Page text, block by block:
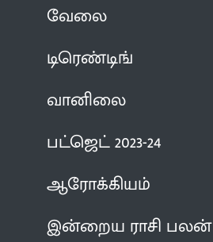
வேலை
டிரெண்டிங்
வானிலை
பட்ஜெட் 2023-24
ஆரோக்கியம்
இன்றைய ராசி பலன்